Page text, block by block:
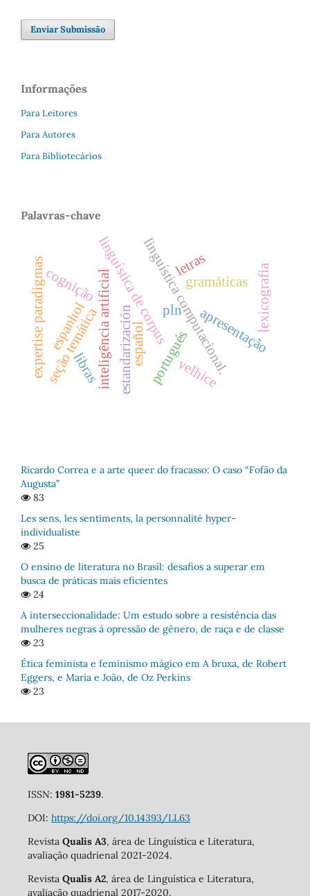
Enviar Submissão
Informações
Para Leitores
Para Autores
Para Bibliotecários
Palavras-chave
linguística de corpuslinguística computacional.
inteligência artificial
letras
apresentação
seção temática
cognição
expertise paradigmas estandarización
gramáticas
portugués
español
espanhol
libras
lexicografia
pln
velhice
Ricardo Correa e a arte queer do fracasso: O caso “Fofão da
Augusta”
83
Les sens, les sentiments, la personnalité hyper-
individualiste
25
O ensino de literatura no Brasil: desafios a superar em
busca de práticas mais eficientes
24
A interseccionalidade: Um estudo sobre a resistência das
mulheres negras à opressão de gênero, de raça e de classe
23
Ética feminista e feminismo mágico em A bruxa, de Robert
Eggers, e Maria e João, de Oz Perkins
23
ISSN: 1981-5239.
DOI: https://doi.org/10.14393/LL63
Revista Qualis A3, área de Linguística e Literatura,
avaliação quadrienal 2021-2024.
Revista Qualis A2, área de Linguística e Literatura,
avaliação quadrienal 2017-2020.